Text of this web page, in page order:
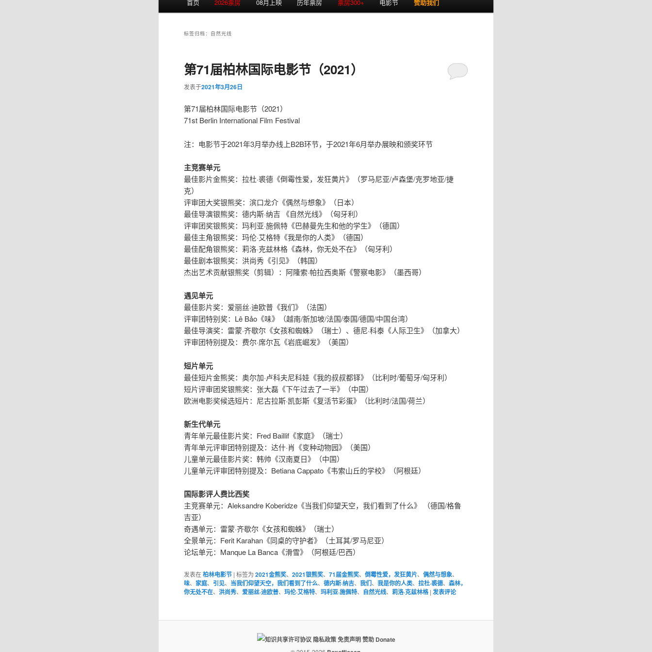
首页 2026票房 08月上映 历年票房 票房300+ 电影节 赞助我们
标签归档： 自然光线
第71届柏林国际电影节（2021）
发表于2021年3月26日
第71届柏林国际电影节（2021）
71st Berlin International Film Festival
注：电影节于2021年3月举办线上B2B环节，于2021年6月举办展映和颁奖环节
主竞赛单元
最佳影片金熊奖：拉杜·裘德《倒霉性爱，发狂黄片》（罗马尼亚/卢森堡/克罗地亚/捷
克）
评审团大奖银熊奖：滨口龙介《偶然与想象》（日本）
最佳导演银熊奖：德内斯·纳吉 《自然光线》（匈牙利）
评审团奖银熊奖：玛利亚·施佩特《巴赫曼先生和他的学生》（德国）
最佳主角银熊奖：玛伦·艾格特《我是你的人类》（德国）
最佳配角银熊奖：莉洛·克兹林格《森林，你无处不在》（匈牙利）
最佳剧本银熊奖：洪尚秀《引见》（韩国）
杰出艺术贡献银熊奖（剪辑）：阿隆索·帕拉西奥斯《警察电影》（墨西哥）
遇见单元
最佳影片奖：爱丽丝·迪欧普《我们》（法国）
评审团特别奖：Lê Bảo《味》（越南/新加坡/法国/泰国/德国/中国台湾）
最佳导演奖：雷蒙·齐歇尔《女孩和蜘蛛》（瑞士）、德尼·科泰《人际卫生》（加拿大）
评审团特别提及：费尔·席尔瓦《岩底崛发》（美国）
短片单元
最佳短片金熊奖：奥尔加·卢科夫尼科娃《我的叔叔都铎》（比利时/葡萄牙/匈牙利）
短片评审团奖银熊奖：张大磊《下午过去了一半》（中国）
欧洲电影奖候选短片：尼古拉斯·凯彭斯《复活节彩蛋》（比利时/法国/荷兰）
新生代单元
青年单元最佳影片奖：Fred Baillif《家庭》（瑞士）
青年单元评审团特别提及：达什·肖《变种动物园》（美国）
儿童单元最佳影片奖：韩帅《汉南夏日》（中国）
儿童单元评审团特别提及：Betiana Cappato《韦索山丘的学校》（阿根廷）
国际影评人费比西奖
主竞赛单元：Aleksandre Koberidze《当我们仰望天空，我们看到了什么》 （德国/格鲁
吉亚）
奇遇单元：雷蒙·齐歇尔《女孩和蜘蛛》（瑞士）
全景单元：Ferit Karahan《同桌的守护者》（土耳其/罗马尼亚）
论坛单元：Manque La Banca《滑雪》（阿根廷/巴西）
发表在 柏林电影节 |标签为 2021金熊奖、2021银熊奖、71届金熊奖、倒霉性爱，发狂黄片、偶然与想象、
味、 家庭、 引见、 当我们仰望天空，我们看到了什么、德内斯·纳吉、我们、我是你的人类、拉杜·裘德、森林，
你无处不在、洪尚秀、 爱丽丝·迪欧普、玛伦·艾格特、玛利亚·施佩特、 自然光线、莉洛·克兹林格 |发表评论
隐私政策免责声明赞助 Donate